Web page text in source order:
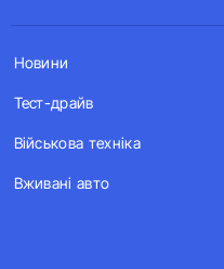
Новини
Тест-драйв
Військова техніка
Вживані авто